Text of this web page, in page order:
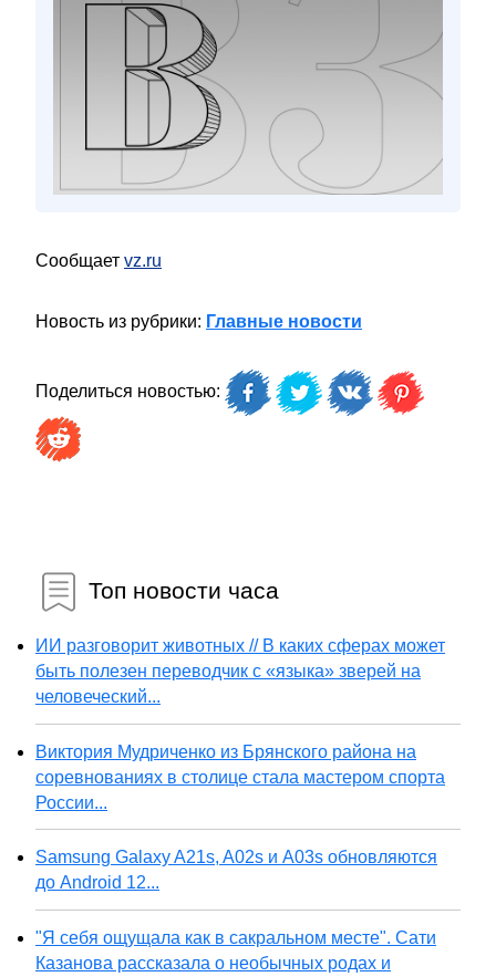
Сообщает vz.ru
Новость из рубрики: Главные новости
Поделиться новостью:
Топ новости часа
ИИ разговорит животных // В каких сферах может
быть полезен переводчик с «языка» зверей на
человеческий...
Виктория Мудриченко из Брянского района на
соревнованиях в столице стала мастером спорта
России...
Samsung Galaxy A21s, A02s и A03s обновляются
до Android 12...
"Я себя ощущала как в сакральном месте". Сати
Казанова рассказала о необычных родах и